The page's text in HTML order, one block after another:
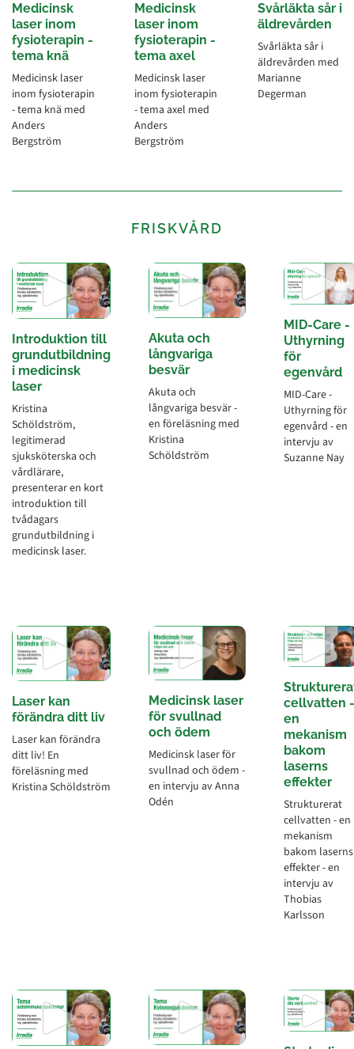
Medicinsk
laser inom
fysioterapin -
tema knä
Medicinsk laser
inom fysioterapin
- tema knä med
Anders
Bergström
Medicinsk
laser inom
fysioterapin -
tema axel
Medicinsk laser
inom fysioterapin
- tema axel med
Anders
Bergström
Svårläkta sår i
äldrevården
Svårläkta sår i
äldrevården med
Marianne
Degerman
FRISKVÅRD
Introduktion till
grundutbildning
i medicinsk
laser
Kristina
Schöldström,
legitimerad
sjuksköterska och
vårdlärare,
presenterar en kort
introduktion till
tvådagars
grundutbildning i
medicinsk laser.
Akuta och
långvariga
besvär
Akuta och
långvariga besvär -
en föreläsning med
Kristina
Schöldström
MID-Care -
Uthyrning
för
egenvård
MID-Care -
Uthyrning för
egenvård - en
intervju av
Suzanne Nay
Laser kan
förändra ditt liv
Laser kan förändra
ditt liv! En
föreläsning med
Kristina Schöldström
Medicinsk laser
för svullnad
och ödem
Medicinsk laser för
svullnad och ödem -
en intervju av Anna
Odén
cellvatten -
en
mekanism
bakom
laserns
effekter
Strukturerat
cellvatten - en
mekanism
bakom laserns
effekter - en
intervju av
Thobias
Karlsson